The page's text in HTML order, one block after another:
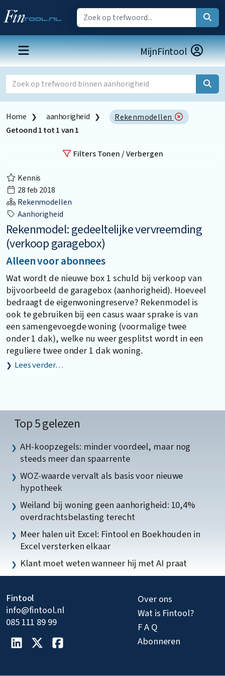
MijnFintool
Home aanhorigheid
Rekenmodellen
Getoond1tot1van1
Filters Tonen / Verbergen
Kennis
28 feb 2018
Rekenmodellen
Aanhorigheid
Rekenmodel: gedeeltelijke vervreemding
(verkoop garagebox)
Alleen voor abonnees
Wat wordt de nieuwe box 1 schuld bij verkoop van
bijvoorbeeld de garagebox (aanhorigheid). Hoeveel
bedraagt de eigenwoningreserve? Rekenmodel is
ook te gebruiken bij een casus waar sprake is van
een samengevoegde woning (voormalige twee
onder 1 dak), welke nu weer gesplitst wordt in een
reguliere twee onder 1 dak woning.
Lees verder…
Top 5 gelezen
AH-koopzegels: minder voordeel, maar nog
steeds meer dan spaarrente
WOZ-waarde vervalt als basis voor nieuwe
hypotheek
Weiland bij woning geen aanhorigheid: 10,4%
overdrachtsbelasting terecht
Meer halen uit Excel: Fintool en Boekhouden in
Excel versterken elkaar
Klant moet weten wanneer hij met AI praat
Fintool
info@fintool.nl
085 111 89 99
Over ons
Wat is Fintool?
F A Q
Abonneren